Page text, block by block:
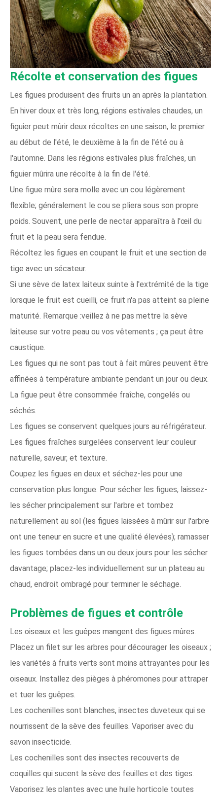
Récolte et conservation des figues
Les figues produisent des fruits un an après la plantation.
En hiver doux et très long, régions estivales chaudes, un
figuier peut mûrir deux récoltes en une saison, le premier
au début de l'été, le deuxième à la fin de l'été ou à
l'automne. Dans les régions estivales plus fraîches, un
figuier mûrira une récolte à la fin de l'été.
Une figue mûre sera molle avec un cou légèrement
flexible; généralement le cou se pliera sous son propre
poids. Souvent, une perle de nectar apparaîtra à l'œil du
fruit et la peau sera fendue.
Récoltez les figues en coupant le fruit et une section de
tige avec un sécateur.
Si une sève de latex laiteux suinte à l'extrémité de la tige
lorsque le fruit est cueilli, ce fruit n'a pas atteint sa pleine
maturité. Remarque :veillez à ne pas mettre la sève
laiteuse sur votre peau ou vos vêtements ; ça peut être
caustique.
Les figues qui ne sont pas tout à fait mûres peuvent être
affinées à température ambiante pendant un jour ou deux.
La figue peut être consommée fraîche, congelés ou
séchés.
Les figues se conservent quelques jours au réfrigérateur.
Les figues fraîches surgelées conservent leur couleur
naturelle, saveur, et texture.
Coupez les figues en deux et séchez-les pour une
conservation plus longue. Pour sécher les figues, laissez-
les sécher principalement sur l'arbre et tombez
naturellement au sol (les figues laissées à mûrir sur l'arbre
ont une teneur en sucre et une qualité élevées); ramasser
les figues tombées dans un ou deux jours pour les sécher
davantage; placez-les individuellement sur un plateau au
chaud, endroit ombragé pour terminer le séchage.
Problèmes de figues et contrôle
Les oiseaux et les guêpes mangent des figues mûres.
Placez un filet sur les arbres pour décourager les oiseaux ;
les variétés à fruits verts sont moins attrayantes pour les
oiseaux. Installez des pièges à phéromones pour attraper
et tuer les guêpes.
Les cochenilles sont blanches, insectes duveteux qui se
nourrissent de la sève des feuilles. Vaporiser avec du
savon insecticide.
Les cochenilles sont des insectes recouverts de
coquilles qui sucent la sève des feuilles et des tiges.
Vaporisez les plantes avec une huile horticole toutes